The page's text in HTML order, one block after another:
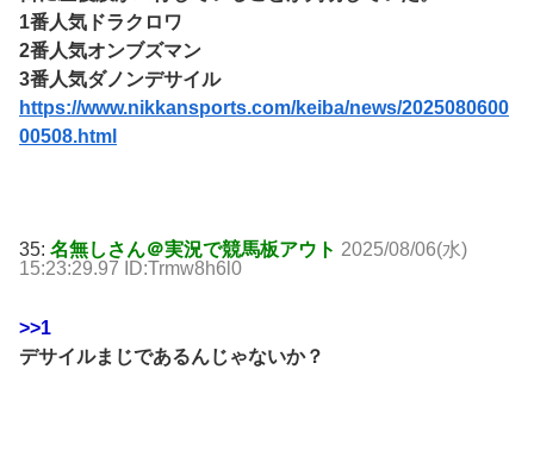
1番人気ドラクロワ
2番人気オンブズマン
3番人気ダノンデサイル
https://www.nikkansports.com/keiba/news/2025080600
00508.html
35: 名無しさん＠実況で競馬板アウト 2025/08/06(水)
15:23:29.97 ID:Trmw8h6l0
>>1
デサイルまじであるんじゃないか？